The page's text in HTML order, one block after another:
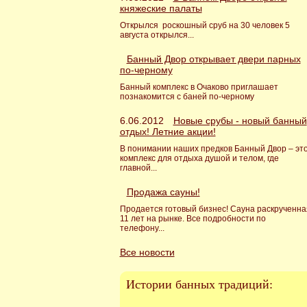
княжеские палаты
Открылся роскошный сруб на 30 человек 5
августа открылся...
Банный Двор открывает двери парных
по-черному
Банный комплекс в Очаково приглашает
познакомится с баней по-черному
6.06.2012
Новые срубы - новый банный
отдых! Летние акции!
В понимании наших предков Банный Двор –
комплекс для отдыха душой и телом, где
главной...
Продажа сауны!
Продается готовый бизнес! Сауна
11 лет на рынке. Все подробности по
телефону...
Все новости
Истории банных традиций: